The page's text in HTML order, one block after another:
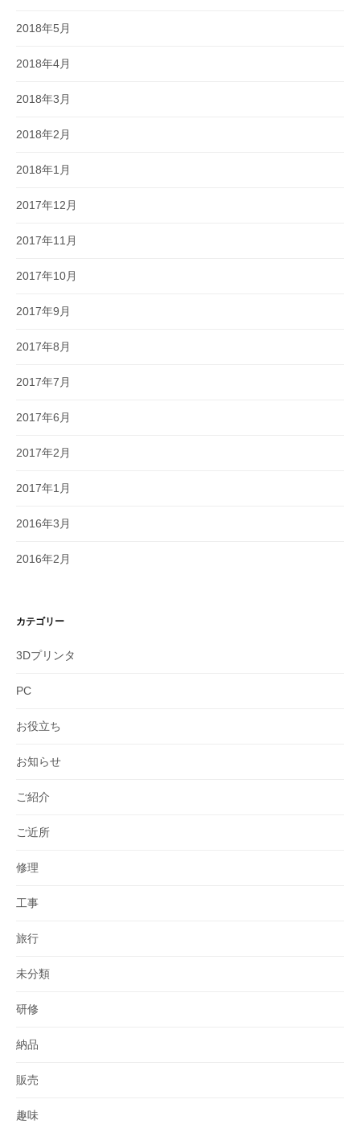
2018年5月
2018年4月
2018年3月
2018年2月
2018年1月
2017年12月
2017年11月
2017年10月
2017年9月
2017年8月
2017年7月
2017年6月
2017年2月
2017年1月
2016年3月
2016年2月
カテゴリー
3Dプリンタ
PC
お役立ち
お知らせ
ご紹介
ご近所
修理
工事
旅行
未分類
研修
納品
販売
趣味